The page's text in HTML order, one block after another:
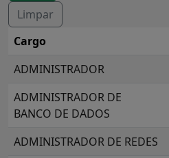
Cargo
ADMINISTRADOR
ADMINISTRADOR DE
BANCO DE DADOS
ADMINISTRADOR DE REDES